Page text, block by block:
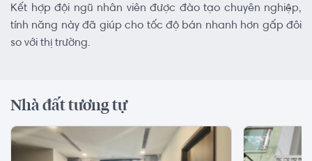
Kết hợp đội ngũ nhân viên được đào tạo chuyên nghiệp,
tính năng này đã giúp cho tốc độ bán nhanh hơn gấp đôi
so với thị trường.
Nhà đất tương tự